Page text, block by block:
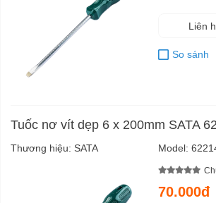
Liên
So sánh
Tuốc nơ vít dẹp 6 x 200mm SATA
Thương hiệu: SATA Model:
70.000đ